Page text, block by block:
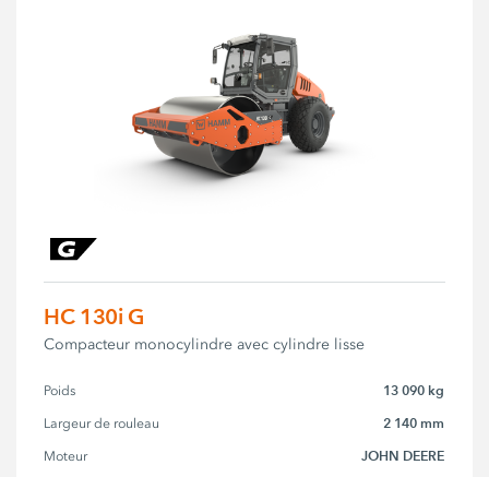
HC 130i G
Compacteur monocylindre avec cylindre lisse
Poids 13 090 kg
Largeur de rouleau 2 140 mm
Moteur JOHN DEERE